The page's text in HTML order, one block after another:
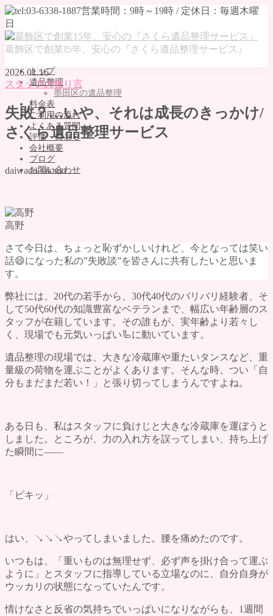
葛飾区で創業15年、安心の『さくら遺品整理サービス』
トップ
遺品整理
墨田区の遺品整理
料金表
ご利用の流れ
よくある質問
評価・口コミ
会社概要
ブログ
お問い合わせ
トップ
料金表
ご利用の流れ
評価・口コミ
会社概要
ブログ
お問い合わせ
2026.01.16
スタッフの独り言
失敗？…いや、それは成長のきっかけ/
さくら遺品整理サービス
daiwado-takano
高野
さて今日は、ちょっと恥ずかしいけれど、今となっては笑い
話😄になった私の”失敗談”を皆さんに共有したいと思いま
す。
弊社には、20代の若手から、30代40代のバリバリ経験者、そ
して50代60代の知識豊富なベテランまで、幅広い年齢層のス
タッフが在籍しています。その誰もが、実年齢より若々し
く、現場でも元気いっぱい🦾に動いています。
遺品整理の現場では、大きな冷蔵庫や重たいタンスなど、重
量級の荷物を運ぶことがよくあります。そんな時、つい「自
分もまだまだ若い！」と張り切ってしまうんですよね。
ある日も、私はスタッフに負けじと大きな冷蔵庫を運ぼうと
しました。ところが、力の入れ方を誤ってしまい、持ち上げ
た瞬間に――
「ピキッ」
はい、↘️↘️↘️やってしまいました。腰を痛めたのです。
いつもは、「重いものは無理せず、必ず声を掛け合って運ぶ
ように」とスタッフに指導している立場なのに、自分自身が
ウッカリの状態になっていたんです。
情けなさと反省の気持ちでいっぱいになりながらも、1週間